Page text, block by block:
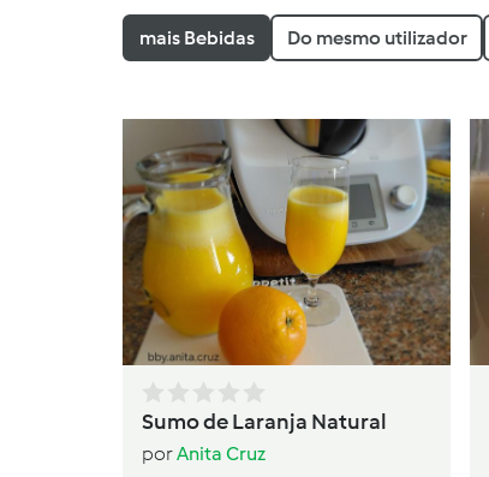
mais Bebidas Do mesmo utilizador
Sumo de Laranja Natural
porAnita Cruz